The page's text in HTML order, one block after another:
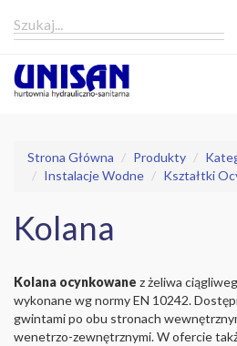
Strona Główna Produkty
Instalacje Wodne
Kształtki
Kolana
Kolana ocynkowane z żeliwa
wykonane wg normy EN 10242.
gwintami po obu stronach
wenetrzo-zewnętrznymi. W ofercie